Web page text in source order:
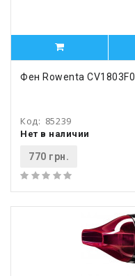
Фен Rowenta CV1803F0
Код: 85239
Нет в наличии
770 грн.